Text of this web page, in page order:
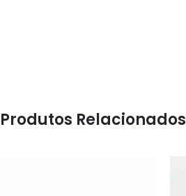
Produtos Relacionados